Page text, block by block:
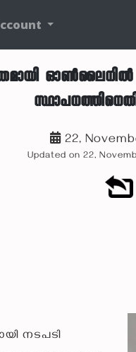
ഓണ്‍ലൈനില്‍
22,
Updated on 22,
നടപടി